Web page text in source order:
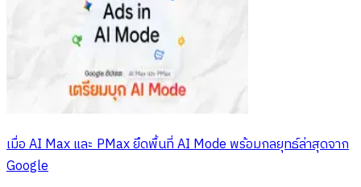
เมื่อ AI Max และ PMax ยึดพื้นที่ AI Mode พร้อมกลยุทธ์ล่าสุดจาก
Google